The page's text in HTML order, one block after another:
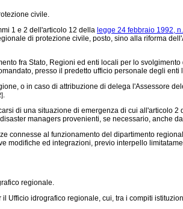
civile.
1 e 2 dell'articolo 12 della legge 24 febbraio 1992,
di protezione civile, posto, sino alla riforma
fra Stato, Regioni ed enti locali per lo
presso il predetto ufficio personale degli enti
o in caso di attribuzione di delega l'Assessore
.
di una situazione di emergenza di cui all'articolo 2
managers provenienti, se necessario, anche
connesse al funzionamento del dipartimento
modifiche ed integrazioni, previo interpello
regionale.
Ufficio idrografico regionale, cui, tra i compiti